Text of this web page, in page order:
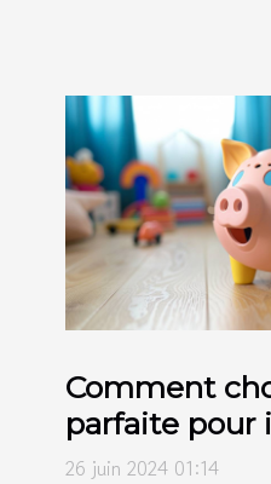
Comment
parfaite pour
enfants à
26 juin 2024 01:14